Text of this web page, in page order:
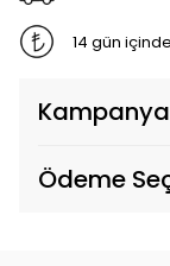
14 gün
Ödeme